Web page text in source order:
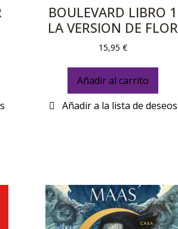
BOULEVARD LIBRO 1
LA VERSION DE FLOR
15,95€
Añadir al carrito